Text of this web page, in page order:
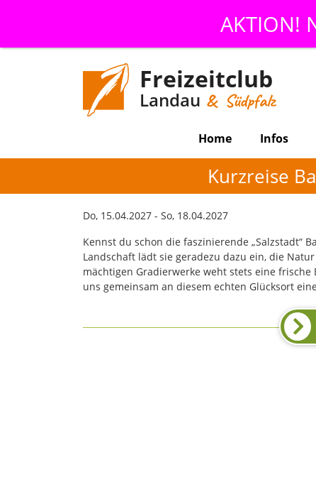
AKTION!
Freizeitclub
Landau & Südpfalz
Home Infos
Kurzreise
Do, 15.04.2027 - So, 18.04.2027
Kennst du schon die faszinierende „Salzstadt“
Landschaft lädt sie geradezu dazu ein, die
mächtigen Gradierwerke weht stets eine
uns gemeinsam an diesem echten Glücksort